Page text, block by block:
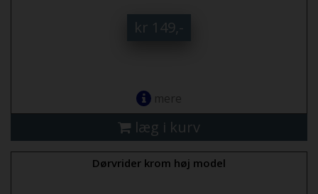
kr 149,-
mere
læg i kurv
Dørvrider krom høj model